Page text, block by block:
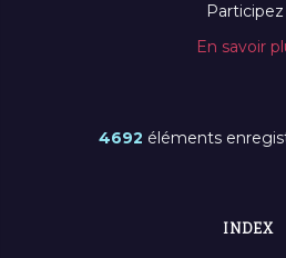
Participez
En savoir
4692 éléments
INDEX